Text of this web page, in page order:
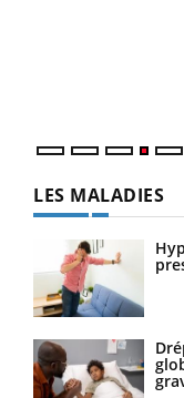
LES MALADIES